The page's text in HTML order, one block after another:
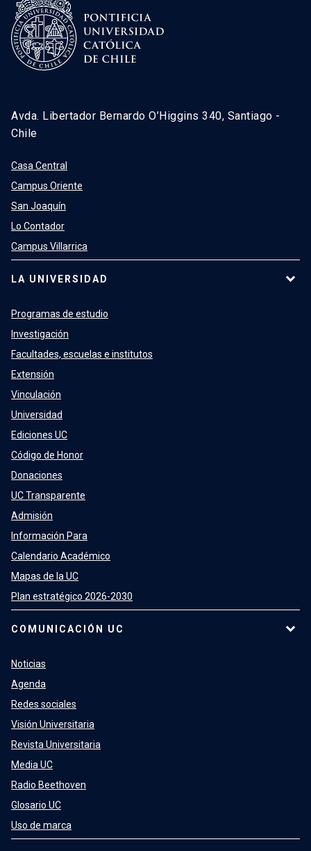
Avda. Libertador Bernardo O’Higgins 340, Santiago -
Chile
Casa Central
Campus Oriente
San Joaquín
Lo Contador
Campus Villarrica
LA UNIVERSIDAD
Programas de estudio
Investigación
Facultades, escuelas e institutos
Extensión
Vinculación
Universidad
Ediciones UC
Código de Honor
Donaciones
UC Transparente
Admisión
Información Para
Calendario Académico
Mapas de la UC
Plan estratégico 2026-2030
COMUNICACIÓN UC
Noticias
Agenda
Redes sociales
Visión Universitaria
Revista Universitaria
Media UC
Radio Beethoven
Glosario UC
Uso de marca